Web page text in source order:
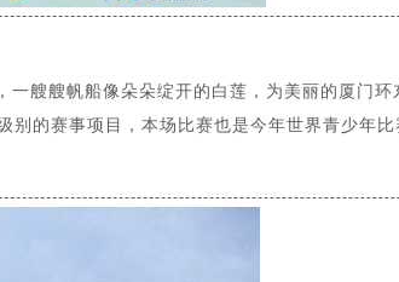
艘艘帆船像朵朵绽开的白莲，为美丽的厦门
的赛事项目，本场比赛也是今年世界青少年